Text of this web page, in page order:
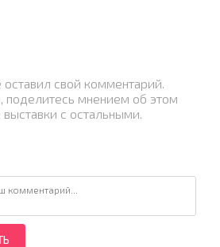
оставил свой комментарий.
поделитесь мнением об этом
выставки с остальными.